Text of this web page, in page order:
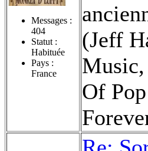
Messages :
404
Statut :
Habituée
Pays :
France
(Jeff
Of